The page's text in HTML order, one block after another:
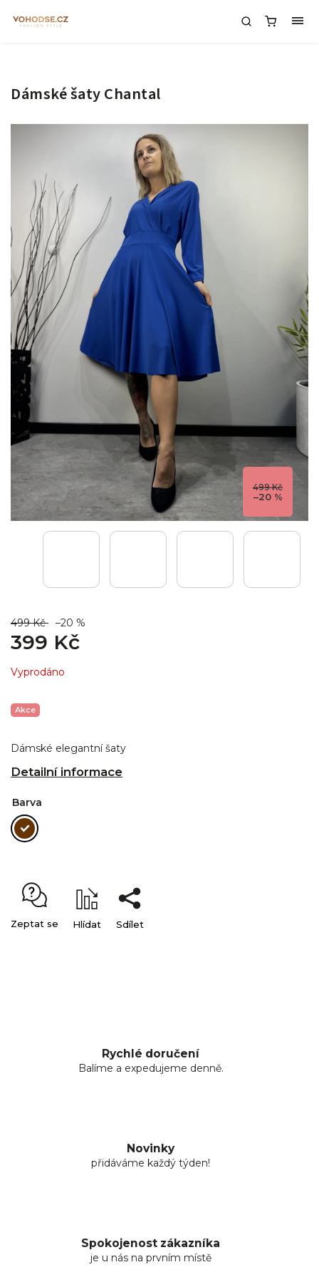
Dámské šaty Chantal
499 Kč
–20 %
499 Kč –20 %
399 Kč
Vyprodáno
Dámské elegantní šaty
Detailní informace
Akce
Barva
Zeptat se Hlídat Sdílet
Rychlé doručení
Balíme a expedujeme denně.
Novinky
přidáváme každý týden!
Spokojenost zákazníka
je u nás na prvním místě